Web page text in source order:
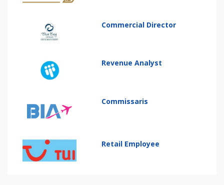
Commercial Director
Revenue Analyst
Commissaris
Retail Employee